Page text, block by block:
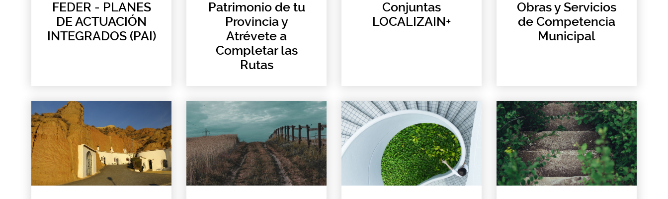
FEDER - PLANES
DE ACTUACIÓN
INTEGRADOS (PAI)
Patrimonio de tu
Provincia y
Atrévete a
Completar las
Rutas
Conjuntas
LOCALIZAIN+
Obras y Servicios
de Competencia
Municipal